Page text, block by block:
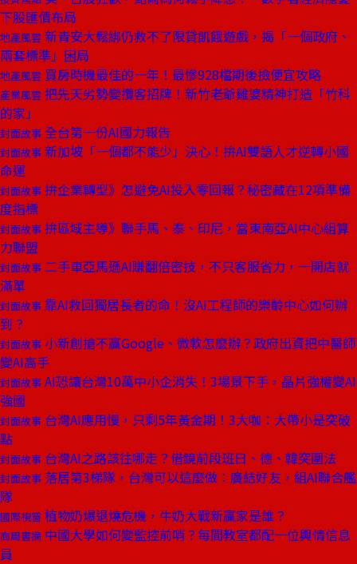
下股匯債布局
地產風雲 新青安大鬆綁仍救不了限貸飢餓遊戲，揭「一個政府、
兩套標準」困局
地產風雲 買房時機最佳的一年！最慘928檔期後撿便宜攻略
產業風雲 把先天劣勢變攬客招牌！新竹老爺雞婆精神打造「竹科
的家」
封面故事 全台第一份AI國力報告
封面故事 新加坡「一個都不能少」決心！拚AI雙語人才逆轉小國
命運
封面故事 拚企業轉型》怎避免AI投入零回報？秘密藏在12項準備
度指標
封面故事 拚區域主導》聯手馬、泰、印尼，當東南亞AI中心組算
力聯盟
封面故事 二手車亞馬遜AI賺翻倍密技，不只客服省力，一開店就
滿單
封面故事 靠AI救回獨居長者的命！沒AI工程師的樂齡中心如何辦
到？
封面故事 小新創搶不贏Google、微軟怎麼辦？政府出資把中醫師
變AI高手
封面故事 AI恐讓台灣10萬中小企消失！3場景下手，晶片強權變AI
強國
封面故事 台灣AI應用慢，只剩5年黃金期！3大咖：大帶小是突破
點
封面故事 台灣AI之路該往哪走？借鏡前段班日、德、韓突圍法
封面故事 落居第3梯隊，台灣可以這麼做：廣結好友，組AI聯合艦
隊
國際視窗 植物奶爆退燒危機，牛奶大戰新贏家是誰？
商周書摘 中國大學如何變監控前哨？每間教室都配一位輿情信息
員